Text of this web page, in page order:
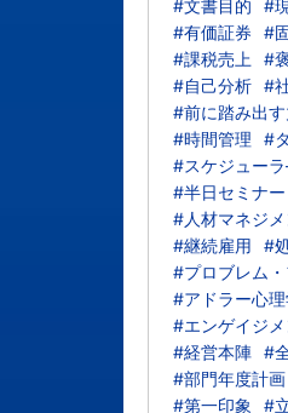
#文書目的
#
#有価証券
#
#課税売上
#
#自己分析 #
#前に踏み出す
#時間管理
#
#スケジュー
#半日セミナー
#人材マネジメ
#継続雇用
#
#プロブレム
#アドラー心
#エンゲイジメ
#経営本陣 #
#部門年度計画
#第一印象
#